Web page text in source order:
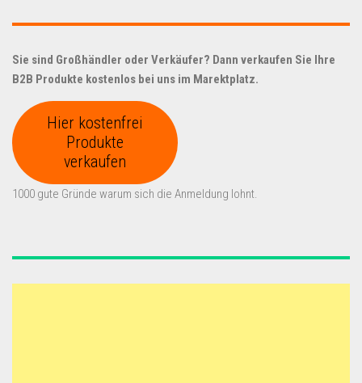
Sie sind Großhändler oder Verkäufer? Dann verkaufen Sie Ihre
B2B Produkte kostenlos bei uns im Marektplatz.
Hier kostenfrei
Produkte
verkaufen
1000 gute Gründe warum sich die Anmeldung lohnt.